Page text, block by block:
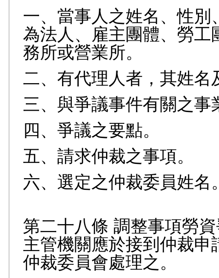
一、當事人之姓名、性
為法人、雇主團體、勞
務所或營業所。
二、有代理人者，其姓名
三、與爭議事件有關之
四、爭議之要點。
五、請求仲裁之事項。
六、選定之仲裁委員姓名
第二十八條 調整事項勞
主管機關應於接到仲裁
仲裁委員會處理之。